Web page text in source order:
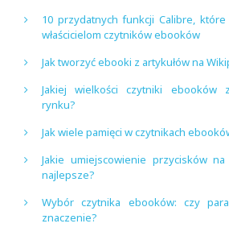
10 przydatnych funkcji Calibre, które
właścicielom czytników ebooków
Jak tworzyć ebooki z artykułów na
Jakiej wielkości czytniki ebooków
rynku?
Jak wiele pamięci w czytnikach
Jakie umiejscowienie przycisków
najlepsze?
Wybór czytnika ebooków: czy
znaczenie?